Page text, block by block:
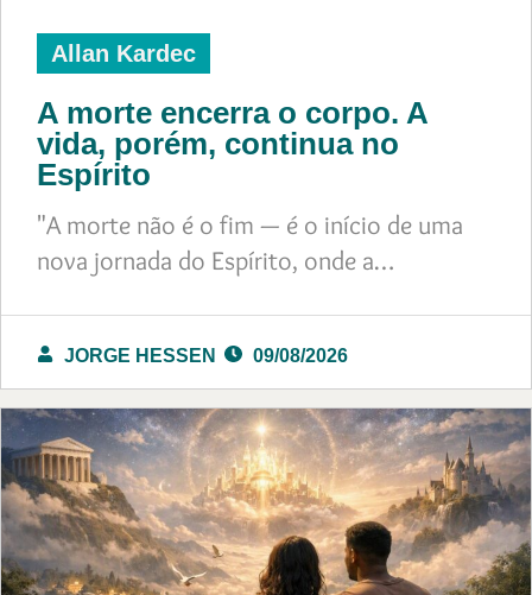
Allan Kardec
A morte encerra o corpo. A
vida, porém, continua no
Espírito
"A morte não é o fim — é o início de uma
nova jornada do Espírito, onde a…
JORGE HESSEN 09/08/2026